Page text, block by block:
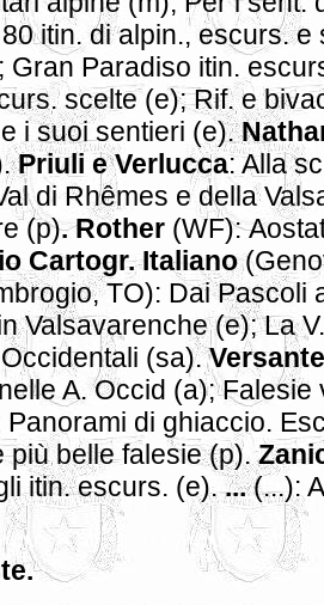
itin. di alpin., escurs. e
Gran Paradiso itin.
scelte (e); Rif. e
i suoi sentieri (e).
Priuli e Verlucca: Alla
di Rhêmes e della
(p). Rother (WF):
Cartogr. Italiano
TO): Dai Pascoli
Valsavarenche (e); La
(sa).
A. Occid (a);
di ghiaccio.
più belle falesie (p).
itin. escurs. (e)....(...):